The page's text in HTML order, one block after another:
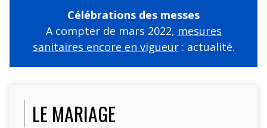
Célébrations des messes
A compter de mars 2022, mesures
sanitaires encore en vigueur: actualité.
LE MARIAGE